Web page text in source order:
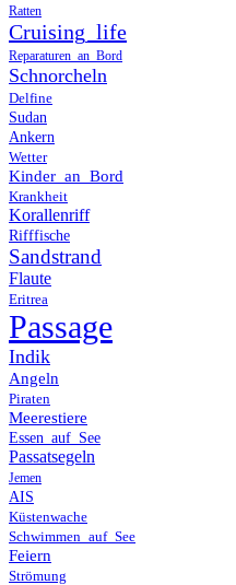
Ratten
Cruising_life
Reparaturen_an_Bord
Schnorcheln
Delfine
Sudan
Ankern
Wetter
Kinder_an_Bord
Krankheit
Korallenriff
Rifffische
Sandstrand
Flaute
Eritrea
Passage
Indik
Angeln
Piraten
Meerestiere
Essen_auf_See
Passatsegeln
Jemen
AIS
Küstenwache
Schwimmen_auf_See
Feiern
Strömung